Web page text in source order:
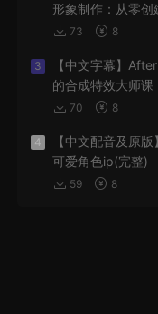
形象制作：从零
73 8
3
【中文字幕】
的合成特效大师课
70 8
4
【中文配音及原
可爱角色ip(完整)
59 8